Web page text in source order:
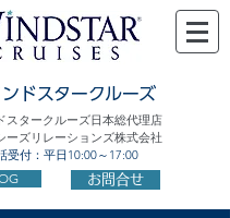
ンドスタークルーズ
スタークルーズ日本総代理店
ーズリレーションズ株式会社
受付：平日10:00～17:00
お問合せ